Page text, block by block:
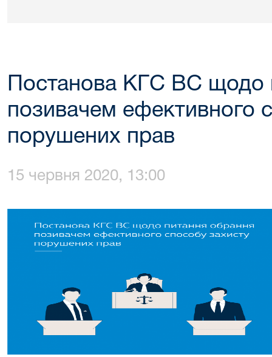
Постанова КГС ВС щодо
позивачем ефективного
порушених прав
15 червня 2020, 13:00